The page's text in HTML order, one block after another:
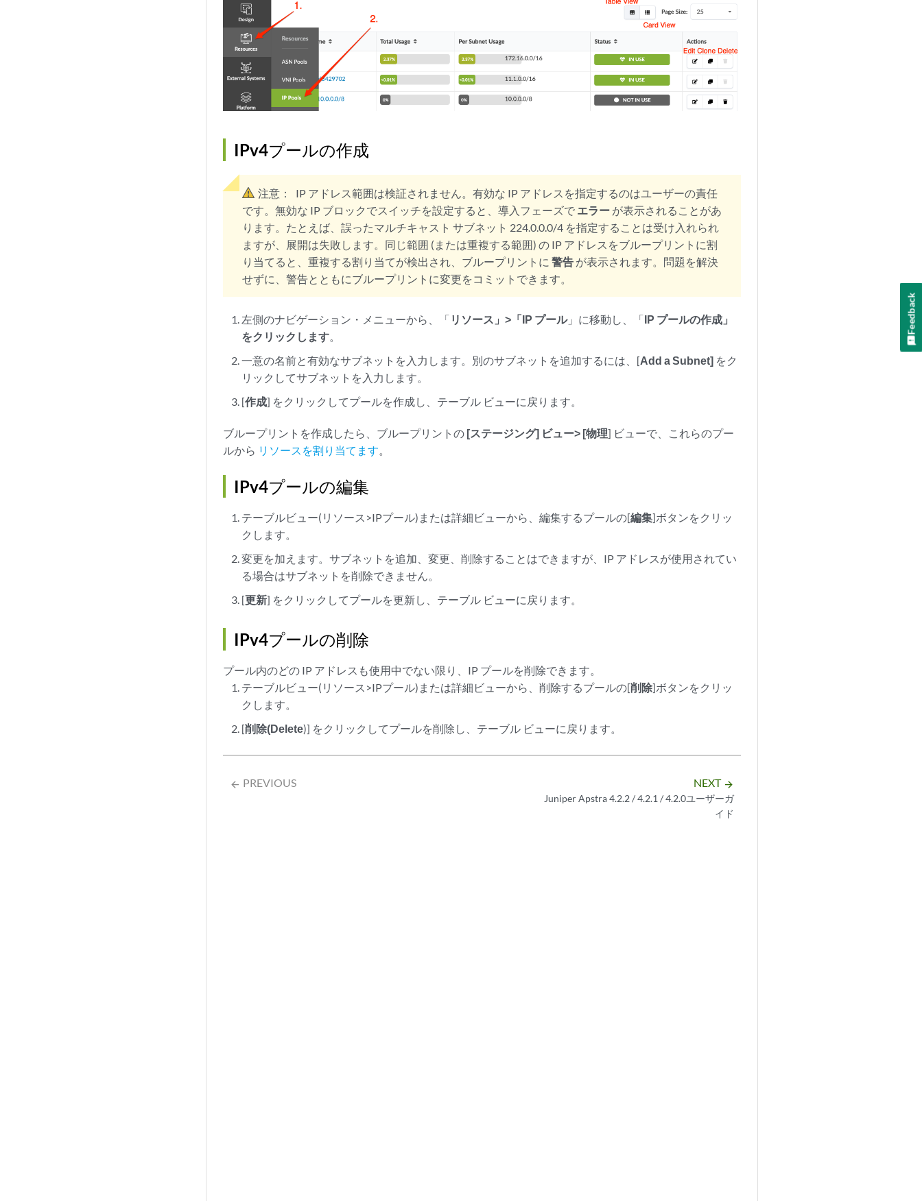
IPv4プールの作成
注意：
IP アドレス範囲は検証されません。有効な IP アドレスを指定するのはユーザーの責任
です。無効な IP ブロックでスイッチを設定すると、導入フェーズで エラー が表示されることがあ
ります。たとえば、誤ったマルチキャスト サブネット 224.0.0.0/4 を指定することは受け入れられ
ますが、展開は失敗します。同じ範囲 (または重複する範囲) の IP アドレスをブループリントに割
り当てると、重複する割り当てが検出され、ブループリントに 警告 が表示されます。問題を解決
せずに、警告とともにブループリントに変更をコミットできます。
左側のナビゲーション・メニューから、「 リソース」>「IP プール」に移動し、「IP プールの作成」
をクリックします。
一意の名前と有効なサブネットを入力します。別のサブネットを追加するには、[Add a Subnet] をク
リックしてサブネットを入力します。
[作成] をクリックしてプールを作成し、テーブル ビューに戻ります。
ブループリントを作成したら、ブループリントの [ステージング] ビュー> [物理] ビューで、これらのプー
ルから リソースを割り当てます。
IPv4プールの編集
テーブルビュー(リソース>IPプール)または詳細ビューから、編集するプールの[編集]ボタンをクリッ
クします。
変更を加えます。サブネットを追加、変更、削除することはできますが、IP アドレスが使用されてい
る場合はサブネットを削除できません。
[更新] をクリックしてプールを更新し、テーブル ビューに戻ります。
IPv4プールの削除
プール内のどの IP アドレスも使用中でない限り、IP プールを削除できます。
テーブルビュー(リソース>IPプール)または詳細ビューから、削除するプールの[削除]ボタンをクリッ
クします。
[削除(Delete)] をクリックしてプールを削除し、テーブル ビューに戻ります。
arrow_backward PREVIOUS NEXT arrow_forward
Juniper Apstra 4.2.2 / 4.2.1 / 4.2.0ユーザーガ
イド
Feedback